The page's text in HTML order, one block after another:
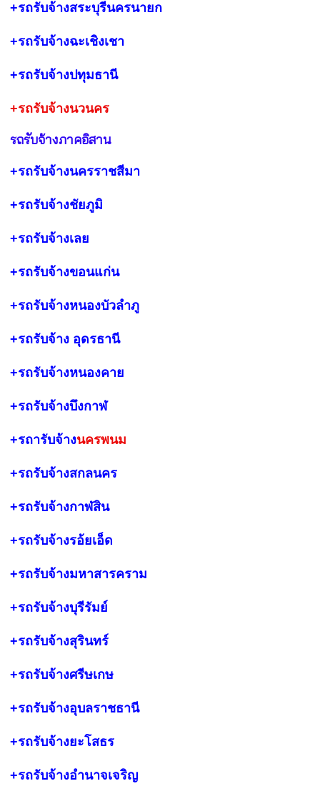
+รถรับจ้างสระบุรีนครนายก
+รถรับจ้างฉะเชิงเชา
+รถรับจ้างปทุมธานี
+รถรับจ้างนวนคร
รถรับจ้างภาคอิสาน
+รถรับจ้างนครราชสีมา
+รถรับจ้างชัยภูมิ
+รถรับจ้างเลย
+รถรับจ้างขอนแก่น
+รถรับจ้างหนองบัวลำภู
+รถรับจ้าง อุดรธานี
+รถรับจ้างหนองคาย
+รถรับจ้างบึงกาฬ
+รถารับจ้างนครพนม
+รถรับจ้างสกลนคร
+รถรับจ้างกาฬสิน
+รถรับจ้างรอ้ยเอ็ด
+รถรับจ้างมหาสารคราม
+รถรับจ้างบุรีรัมย์
+รถรับจ้างสุรินทร์
+รถรับจ้างศรีษเกษ
+รถรับจ้างอุบลราชธานี
+รถรับจ้างยะโสธร
+รถรับจ้างอำนาจเจริญ